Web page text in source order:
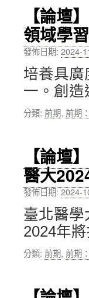
【論壇
領域學
發佈日期:2024-
培養具
一。創
分類: 前期, 前期
【論壇
醫大
發佈日期:2024-
臺北醫
2024年
分類: 前期, 前期